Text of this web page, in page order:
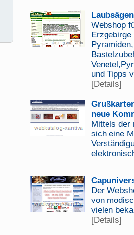
Webshop
Erzgebirge
und Tipps
[Details]
neue
Mittels der
sich eine
Der
von
vielen
[Details]